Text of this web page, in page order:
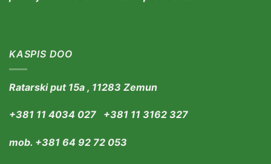
KASPIS DOO
Ratarski put 15a , 11283 Zemun
+381 11 4034 027 +381 11 3162 327
mob. +381 64 92 72 053